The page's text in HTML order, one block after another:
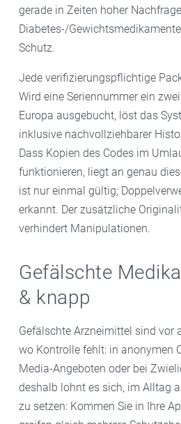
gerade in Zeiten hoher
Diabetes-/
Schutz.
Jede verifizierungspflichtige
Wird eine Seriennummer ein
Europa ausgebucht, löst das
inklusive nachvollziehbarer
Dass Kopien des Codes im
funktionieren, liegt an genau
ist nur einmal gültig;
erkannt. Der zusätzliche
verhindert Manipulationen.
Gefälschte
& knapp
Gefälschte Arzneimittel sind vor
wo Kontrolle fehlt: in anonymen
Media-Angeboten oder bei
deshalb lohnt es sich, im Alltag
zu setzen: Kommen Sie in Ihre